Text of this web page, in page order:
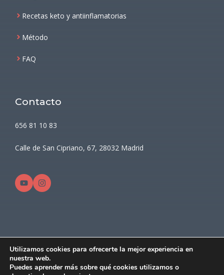
Recetas keto y antiinflamatorias
Método
FAQ
Contacto
656 81 10 83
Calle de San Cipriano, 67, 28032 Madrid
© 2026 nutricion.madrid
Aviso LegalPolítica De Privacidad
Utilizamos cookies para ofrecerte la mejor experiencia en
nuestra web.
Puedes aprender más sobre qué cookies utilizamos o